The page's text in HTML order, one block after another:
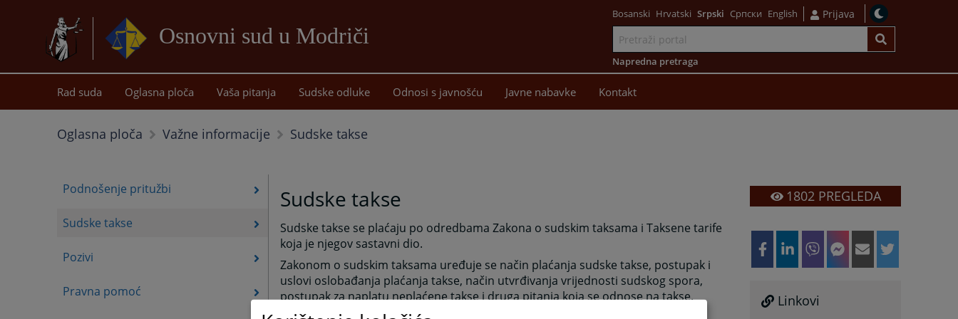
Osnovni sud u Modriči
sadržaj
Bosanski Hrvatski Srpski Српски English Prijava
Napredna pretraga
Rad suda Oglasna ploča Vaša pitanja Sudske odluke Odnosi s javnošću Javne nabavke Kontakt
Oglasna ploča Važne informacije Sudske takse
Podnošenje pritužbi
Sudske takse
Pozivi
Pravna pomoć
Sudske takse
Sudske takse se plaćaju po odredbama Zakona o sudskim taksama i Taksene tarife
koja je njegov sastavni dio.
Zakonom o sudskim taksama uređuje se način plaćanja sudske takse, postupak i
uslovi oslobađanja plaćanja takse, način utvrđivanja vrijednosti sudskog spora,
postupak za naplatu neplaćene takse i druga pitanja koja se odnose na takse.
1802PREGLEDA
Linkovi